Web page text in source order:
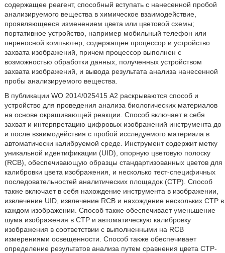
содержащее реагент, способный вступать с нанесенной пробой
анализируемого вещества в химическое взаимодействие,
проявляющееся изменением цвета или цветовой схемы;
портативное устройство, например мобильный телефон или
переносной компьютер, содержащее процессор и устройство
захвата изображений, причем процессор выполнен с
возможностью обработки данных, полученных устройством
захвата изображений, и вывода результата анализа нанесенной
пробы анализируемого вещества.
В публикации WO 2014/025415 А2 раскрываются способ и
устройство для проведения анализа биологических материалов
на основе окрашивающей реакции. Способ включает в себя
захват и интерпретацию цифровых изображений инструмента до
и после взаимодействия с пробой исследуемого материала в
автоматически калибруемой среде. Инструмент содержит метку
уникальной идентификации (UID), опорную цветовую полоску
(RCB), обеспечивающую образцы стандартизованных цветов для
калибровки цвета изображения, и несколько тест-специфичных
последовательностей аналитических площадок (СТР). Способ
также включает в себя нахождение инструмента в изображении,
извлечение UID, извлечение RCB и нахождение нескольких СТР в
каждом изображении. Способ также обеспечивает уменьшение
шума изображения в СТР и автоматическую калибровку
изображения в соответствии с выполненными на RCB
измерениями освещенности. Способ также обеспечивает
определение результатов анализа путем сравнения цвета СТР-